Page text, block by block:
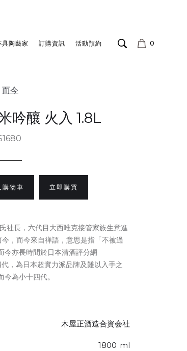
具陶藝家 訂購資訊 活動預約 0
而今
吟釀 火入 1.8L
立即購買
社長，六代目大西唯克接管家族生意進
，而今來自禅語，意思是指「不被過
今亦長時間於日本清酒評分網
，為日本超實力派品牌及難以入手之
為小十四代。
木屋正酒造合資会社
1800 ml